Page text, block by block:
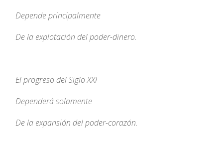
Depende principalmente
De la explotación del poder-dinero.
El progreso del Siglo XXI
Dependerá solamente
De la expansión del poder-corazón.